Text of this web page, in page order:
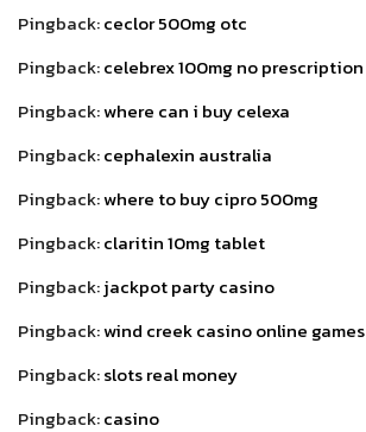
Pingback:ceclor 500mg otc
Pingback:celebrex 100mg no prescription
Pingback:where can i buy celexa
Pingback:cephalexin australia
Pingback:where to buy cipro 500mg
Pingback:claritin 10mg tablet
Pingback:jackpot party casino
Pingback:wind creek casino online games
Pingback:slots real money
Pingback:casino